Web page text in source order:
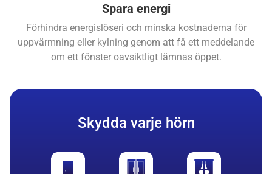
Spara energi
Förhindra energislöseri och minska kostnaderna för
uppvärmning eller kylning genom att få ett meddelande
om ett fönster oavsiktligt lämnas öppet.
Skydda varje hörn